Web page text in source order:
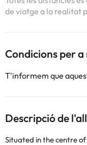
de viatge a la realitat
Condicions per a
T'informem que
Descripció de
Situated in the centre